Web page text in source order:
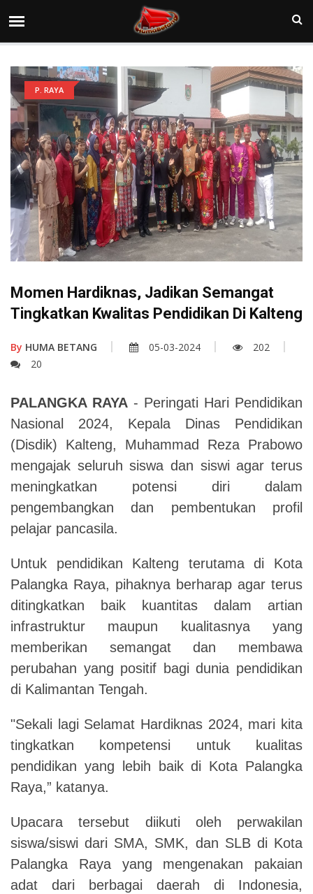
P. RAYA
Momen Hardiknas, Jadikan Semangat
Tingkatkan Kwalitas Pendidikan Di Kalteng
By HUMA BETANG 05-03-2024
202
20
PALANGKA RAYA - Peringati Hari Pendidikan
Nasional 2024, Kepala Dinas Pendidikan
(Disdik) Kalteng, Muhammad Reza Prabowo
mengajak seluruh siswa dan siswi agar terus
meningkatkan potensi diri dalam
pengembangkan dan pembentukan profil
pelajar pancasila.
Untuk pendidikan Kalteng terutama di Kota
Palangka Raya, pihaknya berharap agar terus
ditingkatkan baik kuantitas dalam artian
infrastruktur maupun kualitasnya yang
memberikan semangat dan membawa
perubahan yang positif bagi dunia pendidikan
di Kalimantan Tengah.
"Sekali lagi Selamat Hardiknas 2024, mari kita
tingkatkan kompetensi untuk kualitas
pendidikan yang lebih baik di Kota Palangka
Raya,” katanya.
Upacara tersebut diikuti oleh perwakilan
siswa/siswi dari SMA, SMK, dan SLB di Kota
Palangka Raya yang mengenakan pakaian
adat dari berbagai daerah di Indonesia,